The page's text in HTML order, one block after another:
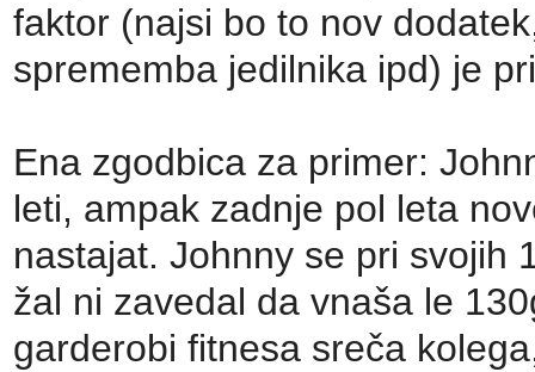
faktor (najsi bo to nov
sprememba jedilnika ipd) je
Ena zgodbica za primer:
leti, ampak zadnje pol leta
nastajat. Johnny se pri svojih
žal ni zavedal da vnaša le
garderobi fitnesa sreča